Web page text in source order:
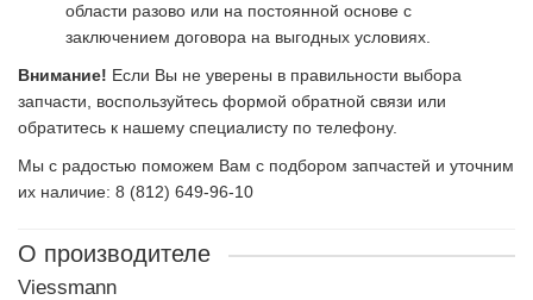
области разово или на постоянной основе с
заключением договора на выгодных условиях.
Внимание! Если Вы не уверены в правильности выбора
запчасти, воспользуйтесь формой обратной связи или
обратитесь к нашему специалисту по телефону.
Мы с радостью поможем Вам с подбором запчастей и уточним
их наличие: 8 (812) 649-96-10
О производителе
Viessmann